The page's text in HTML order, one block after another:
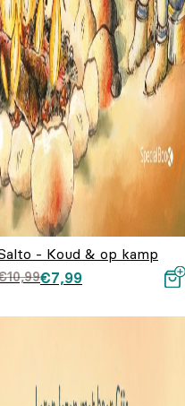
- Koud & op kamp
10,99
prijs
€7,99prijs is: